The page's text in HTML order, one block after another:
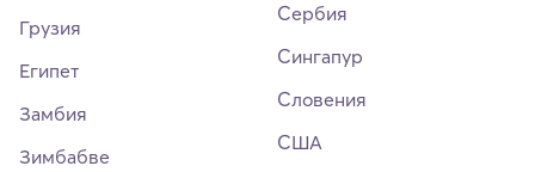
Грузия
Египет
Замбия
Зимбабве
Сербия
Сингапур
Словения
США